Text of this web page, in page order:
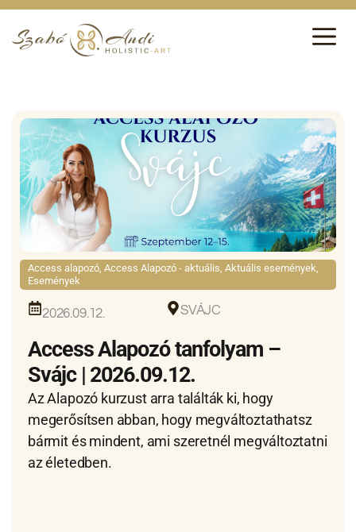
Access alapozó Access Alapozó - aktuális Aktuális események
Események
2026.09.12. SVÁJC
Access Alapozó tanfolyam –
Svájc | 2026.09.12.
Az Alapozó kurzust arra találták ki, hogy
megerősítsen abban, hogy megváltoztathatsz
bármit és mindent, ami szeretnél megváltoztatni
az életedben.